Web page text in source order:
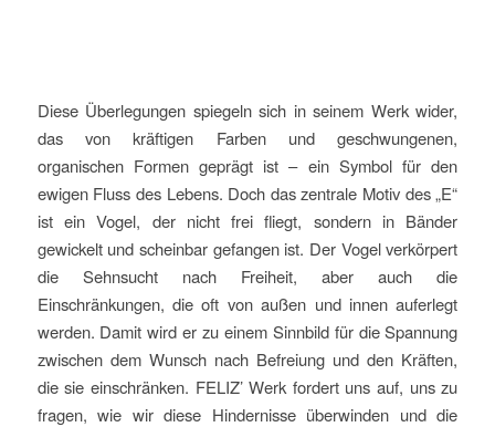
Diese Überlegungen spiegeln sich in seinem Werk wider,
das von kräftigen Farben und geschwungenen,
organischen Formen geprägt ist – ein Symbol für den
ewigen Fluss des Lebens. Doch das zentrale Motiv des „E“
ist ein Vogel, der nicht frei fliegt, sondern in Bänder
gewickelt und scheinbar gefangen ist. Der Vogel verkörpert
die Sehnsucht nach Freiheit, aber auch die
Einschränkungen, die oft von außen und innen auferlegt
werden. Damit wird er zu einem Sinnbild für die Spannung
zwischen dem Wunsch nach Befreiung und den Kräften,
die sie einschränken. FELIZ’ Werk fordert uns auf, uns zu
fragen, wie wir diese Hindernisse überwinden und die